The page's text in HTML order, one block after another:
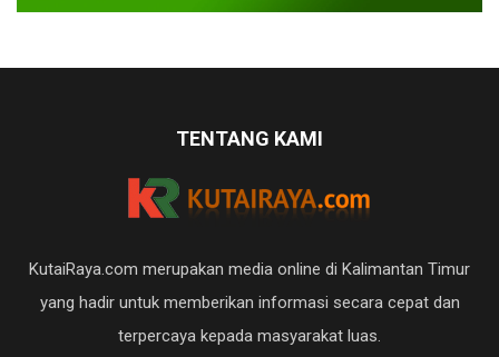
TENTANG KAMI
KutaiRaya.com merupakan media online di Kalimantan Timur
yang hadir untuk memberikan informasi secara cepat dan
terpercaya kepada masyarakat luas.